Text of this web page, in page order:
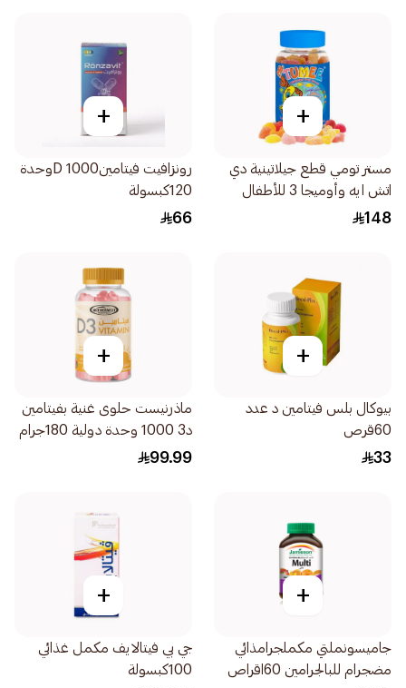
+
مستر تومي قطع جيلاتينية دي
اتش ايه وأوميجا 3 للأطفال
60قطعة
148
+
رونزافيت فيتامينD 1000وحدة
120كبسولة
66
+
بيوكال بلس فيتامين د عدد
60قرص
33
+
ماذرنيست حلوى غنية بفيتامين
د3 1000 وحدة دولية 180جرام
99.99
+
جاميسونملتي مكملجرامذائي
مضجرام للبالجرامين 60اقراص
+
جي بي فيتالايف مكمل غذائي
100كبسولة